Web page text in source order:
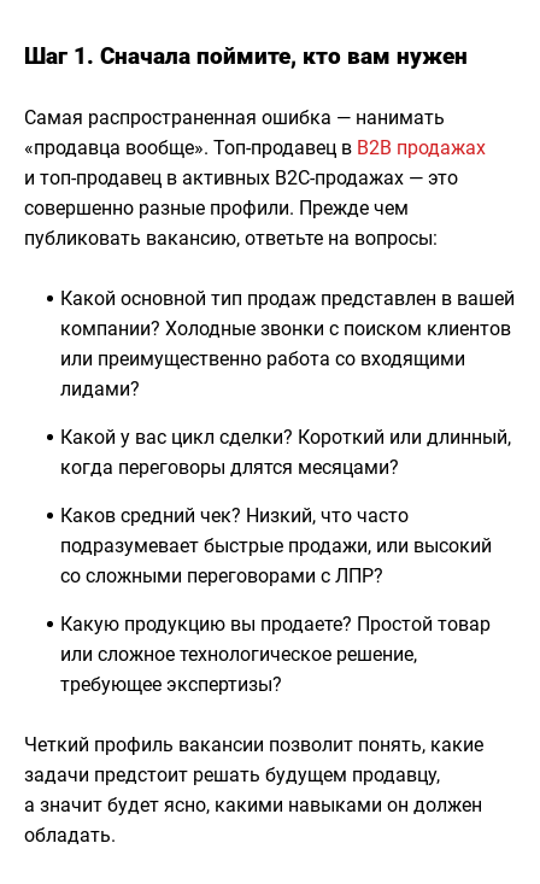
Шаг 1. Сначала поймите, кто вам нужен
Самая распространенная ошибка — нанимать
«продавца вообще». Топ-продавец в B2B продажах
и топ-продавец в активных B2C-продажах — это
совершенно разные профили. Прежде чем
публиковать вакансию, ответьте на вопросы:
Какой основной тип продаж представлен в вашей
компании? Холодные звонки с поиском клиентов
или преимущественно работа со входящими
лидами?
Какой у вас цикл сделки? Короткий или длинный,
когда переговоры длятся месяцами?
Каков средний чек? Низкий, что часто
подразумевает быстрые продажи, или высокий
со сложными переговорами с ЛПР?
Какую продукцию вы продаете? Простой товар
или сложное технологическое решение,
требующее экспертизы?
Четкий профиль вакансии позволит понять, какие
задачи предстоит решать будущем продавцу,
а значит будет ясно, какими навыками он должен
обладать.